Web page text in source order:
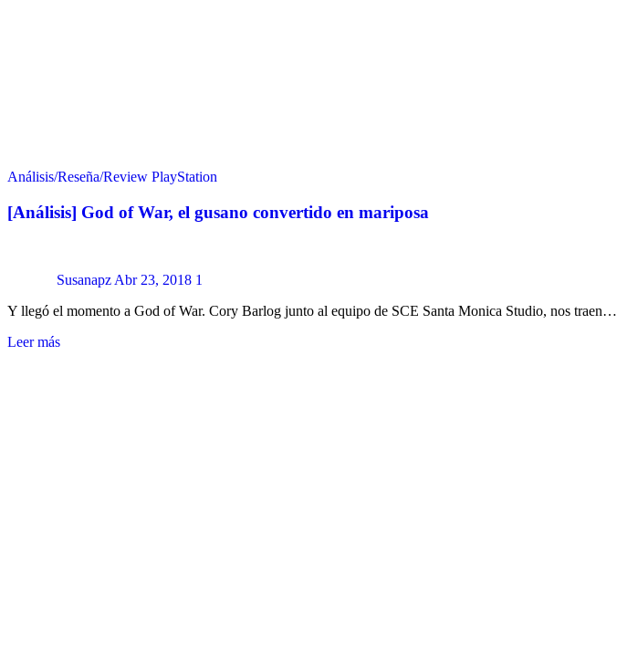
Análisis/Reseña/Review PlayStation
[Análisis] God of War, el gusano convertido en mariposa
SusanapzAbr 23, 2018 1
Y llegó el momento a God of War. Cory Barlog junto al equipo de SCE Santa Monica Studio, nos traen…
Leer más